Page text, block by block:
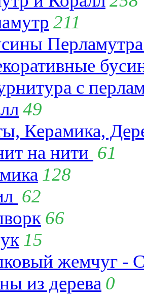
211
с
49
Керамика,
на нити 61
128
62
66
15
жемчуг -
из дерева 0